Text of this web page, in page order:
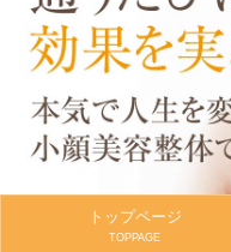
トップページ
TOPPAGE